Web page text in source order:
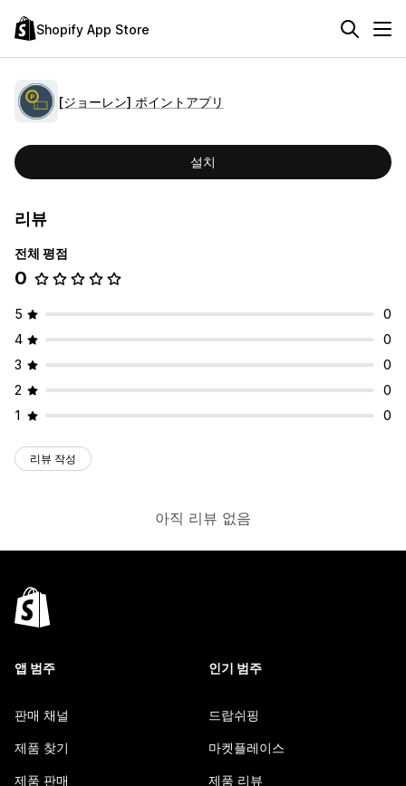
Shopify App Store
[ジョーレン] ポイントアプリ
설치
리뷰
전체 평점
0
5
0
4
0
3
0
2
0
1
0
리뷰 작성
아직 리뷰 없음
앱 범주
판매 채널
제품 찾기
제품 판매
인기 범주
드랍쉬핑
마켓플레이스
제품 리뷰